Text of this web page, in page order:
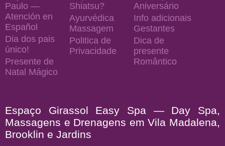
Paulo —
Atención en
Español
Dia dos pais
único!
Presente de
Natal Mágico
Shiatsu?
Ayurvédica
Massagem
Politica de
Privacidade
Aniversário
Info adicionais
Gestantes
Dica de
presente
Romântico
Espaço Girassol Easy Spa — Day Spa,
Massagens e Drenagens em Vila Madalena,
Brooklin e Jardins